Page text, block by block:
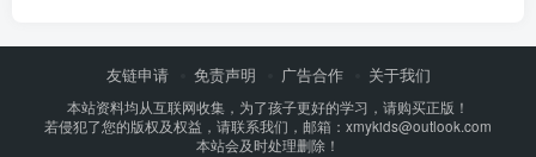
友链申请 免责声明 广告合作 关于我们
本站资料均从互联网收集，为了孩子更好的学习，请购买正版！
若侵犯了您的版权及权益，请联系我们，邮箱：xmykids@outlook.com
本站会及时处理删除！